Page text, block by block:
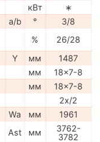
кВт
∗
a/b °
3/8
%
26/28
Y мм
1487
мм
18x7-8
мм
18x7-8
2x/2
Wa мм
1961
Ast мм
3762-
3782